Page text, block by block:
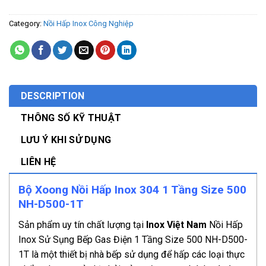
Category: Nồi Hấp Inox Công Nghiệp
DESCRIPTION
THÔNG SỐ KỸ THUẬT
LƯU Ý KHI SỬ DỤNG
LIÊN HỆ
Bộ Xoong Nồi Hấp Inox 304 1 Tầng Size 500
NH-D500-1T
Sản phẩm uy tín chất lượng tại Inox Việt Nam Nồi Hấp
Inox Sử Sụng Bếp Gas Điện 1 Tầng Size 500 NH-D500-
1T là một thiết bị nhà bếp sử dụng để hấp các loại thực